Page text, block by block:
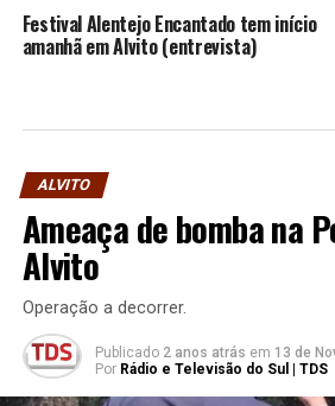
Festival Alentejo Encantado tem início
amanhã em Alvito (entrevista)
ALVITO
Ameaça de bomba na
Alvito
Operação a decorrer.
Publicado 2 anos atrás em 13 de
Por Rádio e Televisão do Sul | TDS